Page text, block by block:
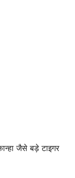
जैसे बड़े टाइगर